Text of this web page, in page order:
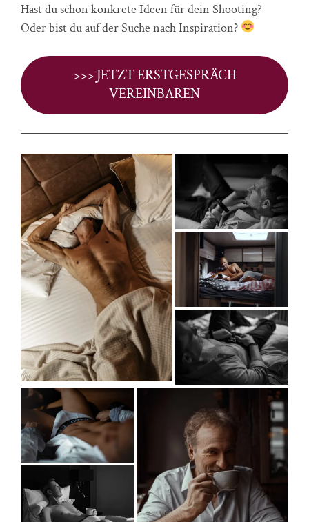
Hast du schon konkrete Ideen für dein Shooting?
Oder bist du auf der Suche nach Inspiration?
>>> JETZT ERSTGESPRÄCH
VEREINBAREN